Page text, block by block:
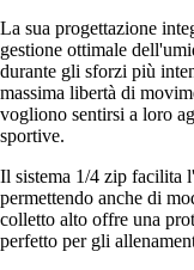
La sua progettazione
gestione ottimale
durante gli sforzi più
massima libertà di
vogliono sentirsi a loro
sportive.
Il sistema 1/4 zip facilita
permettendo anche di
colletto alto offre una
perfetto per gli